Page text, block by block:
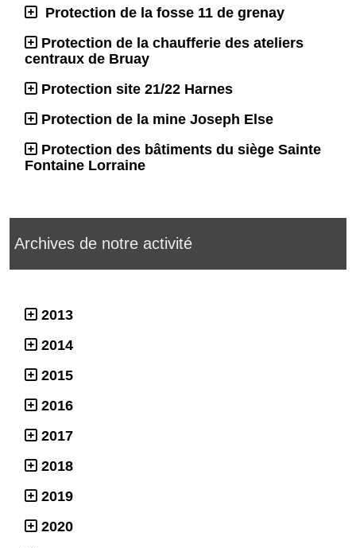
Protection de la fosse 11 de grenay
Protection de la chaufferie des ateliers
centraux de Bruay
Protection site 21/22 Harnes
Protection de la mine Joseph Else
Protection des bâtiments du siège Sainte
Fontaine Lorraine
Archives de notre activité
2013
2014
2015
2016
2017
2018
2019
2020